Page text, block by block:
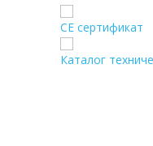
CE сертификат
Каталог